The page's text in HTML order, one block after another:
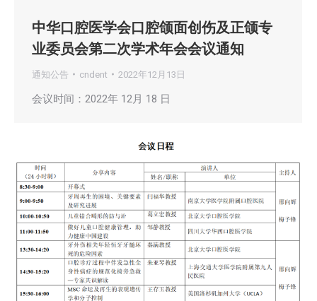
中华口腔医学会口腔颌面创伤及正颌专
业委员会第二次学术年会会议通知
通知公告 cndent 2022年12月13日
会议时间：2022年 12月 18 日